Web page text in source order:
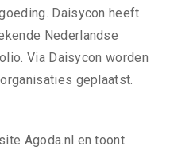
Daisycon heeft
Nederlandse
Via Daisycon worden
geplaatst.
Agoda.nl en toont